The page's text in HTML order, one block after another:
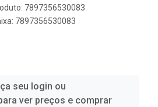
7897356530083
7897356530083
seu login ou
ver preços e comprar